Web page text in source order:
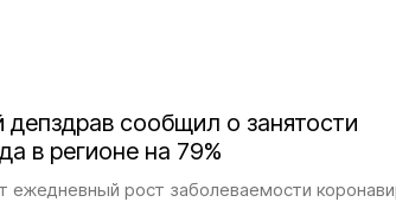
депздрав сообщил о занятости
в регионе на 79%
ежедневный рост заболеваемости